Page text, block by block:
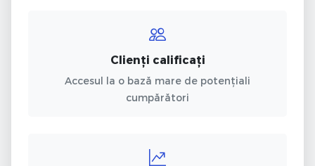
Clienți calificați
Accesul la o bază mare de potențiali
cumpărători